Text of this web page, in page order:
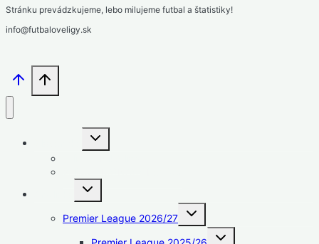
Stránku prevádzkujeme, lebo milujeme futbal a štatistiky!
info@futbaloveligy.sk
Toggle
Toggle
Premier League 2026/27
Toggle
Toggle